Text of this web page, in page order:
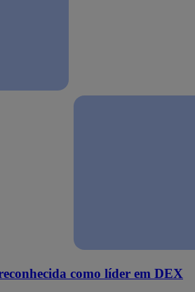
como líder em DEX